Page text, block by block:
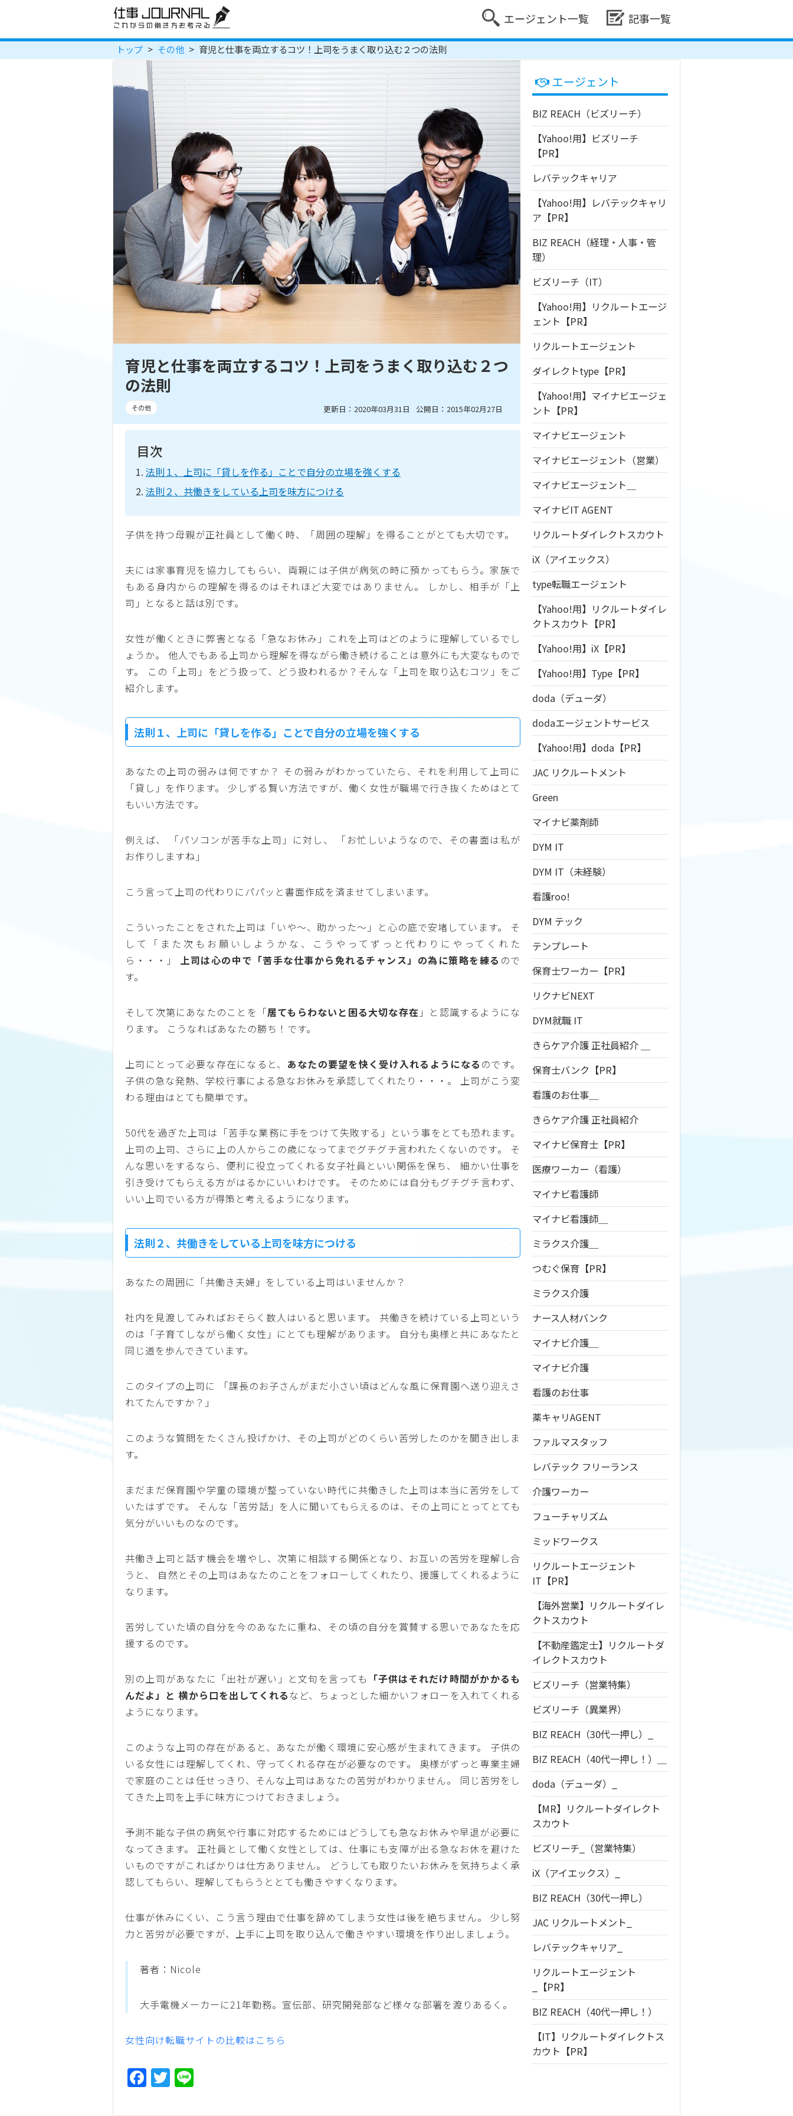
エージェント一覧 記事一覧
トップ > その他 > 育児と仕事を両立するコツ！上司をうまく取り込む２つの法則
育児と仕事を両立するコツ！上司をうまく取り込む２つ
の法則
その他 更新日：2020年03月31日 公開日：2015年02月27日
目次
法則１、上司に「貸しを作る」ことで自分の立場を強くする
法則２、共働きをしている上司を味方につける
子供を持つ母親が正社員として働く時、「周囲の理解」を得ることがとても大切です。
夫には家事育児を協力してもらい、両親には子供が病気の時に預かってもらう。家族で
もある身内からの理解を得るのはそれほど大変ではありません。 しかし、相手が「上
司」となると話は別です。
女性が働くときに弊害となる「急なお休み」これを上司はどのように理解しているでし
ょうか。 他人でもある上司から理解を得ながら働き続けることは意外にも大変なもので
す。 この「上司」をどう扱って、どう扱われるか？そんな「上司を取り込むコツ」をご
紹介します。
法則１、上司に「貸しを作る」ことで自分の立場を強くする
あなたの上司の弱みは何ですか？ その弱みがわかっていたら、それを利用して上司に
「貸し」を作ります。 少しずる賢い方法ですが、働く女性が職場で行き抜くためはとて
もいい方法です。
例えば、 「パソコンが苦手な上司」に対し、 「お忙しいようなので、その書面は私が
お作りしますね」
こう言って上司の代わりにパパッと書面作成を済ませてしまいます。
こういったことをされた上司は「いや〜、助かった〜」と心の底で安堵しています。 そ
して「また次もお願いしようかな、こうやってずっと代わりにやってくれた
ら・・・」
上司は心の中で「苦手な仕事から免れるチャンス」の為に策略を練る ので
す。
そして次第にあなたのことを「居てもらわないと困る大切な存在 」と認識するようにな
ります。 こうなればあなたの勝ち！です。
上司にとって必要な存在になると、 あなたの要望を快く受け入れるようになる のです。
子供の急な発熱、学校行事による急なお休みを承認してくれたり・・・。 上司がこう変
わる理由はとても簡単です。
50代を過ぎた上司は「苦手な業務に手をつけて失敗する」という事をとても恐れます。
上司の上司、さらに上の人からこの歳になってまでグチグチ言われたくないのです。 そ
んな思いをするなら、便利に役立ってくれる女子社員といい関係を保ち、 細かい仕事を
引き受けてもらえる方がはるかにいいわけです。 そのためには自分もグチグチ言わず、
いい上司でいる方が得策と考えるようになります。
法則２、共働きをしている上司を味方につける
あなたの周囲に「共働き夫婦」をしている上司はいませんか？
社内を見渡してみればおそらく数人はいると思います。 共働きを続けている上司という
のは「子育てしながら働く女性」にとても理解があります。 自分も奥様と共にあなたと
同じ道を歩んできています。
このタイプの上司に 「課長のお子さんがまだ小さい頃はどんな風に保育園へ送り迎えさ
れてたんですか？」
このような質問をたくさん投げかけ、その上司がどのくらい苦労したのかを聞き出しま
す。
まだまだ保育園や学童の環境が整っていない時代に共働きした上司は本当に苦労をして
いたはずです。 そんな「苦労話」を人に聞いてもらえるのは、その上司にとってとても
気分がいいものなのです。
共働き上司と話す機会を増やし、次第に相談する関係となり、お互いの苦労を理解し合
うと、 自然とその上司はあなたのことをフォローしてくれたり、援護してくれるように
なります。
苦労していた頃の自分を今のあなたに重ね、その頃の自分を賞賛する思いであなたを応
援するのです。
別の上司があなたに「出社が遅い」と文句を言っても 「子供はそれだけ時間がかかるも
んだよ」と 横から口を出してくれるなど、ちょっとした細かいフォローを入れてくれる
ようになります。
このような上司の存在があると、あなたが働く環境に安心感が生まれてきます。 子供の
いる女性には理解してくれ、守ってくれる存在が必要なのです。 奥様がずっと専業主婦
で家庭のことは任せっきり、そんな上司はあなたの苦労がわかりません。 同じ苦労をし
てきた上司を上手に味方につけておきましょう。
予測不能な子供の病気や行事に対応するためにはどうしても急なお休みや早退が必要に
なってきます。 正社員として働く女性としては、仕事にも支障が出る急なお休を避けた
いものですがこればかりは仕方ありません。 どうしても取りたいお休みを気持ちよく承
認してもらい、理解してもらうととても働きやすくなります。
仕事が休みにくい、こう言う理由で仕事を辞めてしまう女性は後を絶ちません。 少し努
力と苦労が必要ですが、上手に上司を取り込んで働きやすい環境を作り出しましょう。
著者：Nicole
大手電機メーカーに21年勤務。宣伝部、研究開発部など様々な部署を渡りあるく。
女性向け転職サイトの比較はこちら
F
a
T
w
エージェント
BIZ REACH（ビズリーチ）
【Yahoo!用】ビズリーチ
【PR】
レバテックキャリア
【Yahoo!用】レバテックキャリ
ア【PR】
BIZ REACH（経理・人事・管
理）
ビズリーチ（IT）
【Yahoo!用】リクルートエージ
ェント【PR】
リクルートエージェント
ダイレクトtype【PR】
【Yahoo!用】マイナビエージェ
ント【PR】
マイナビエージェント
マイナビエージェント（営業）
マイナビエージェント＿
マイナビIT AGENT
リクルートダイレクトスカウト
iX（アイエックス）
type転職エージェント
【Yahoo!用】リクルートダイレ
クトスカウト【PR】
【Yahoo!用】iX【PR】
【Yahoo!用】Type【PR】
doda（デューダ）
dodaエージェントサービス
【Yahoo!用】doda【PR】
JAC リクルートメント
Green
マイナビ薬剤師
DYM IT
DYM IT（未経験）
看護roo!
DYM テック
テンプレート
保育士ワーカー【PR】
リクナビNEXT
DYM就職 IT
きらケア介護 正社員紹介 ＿
保育士バンク【PR】
看護のお仕事＿
きらケア介護 正社員紹介
マイナビ保育士【PR】
医療ワーカー（看護）
マイナビ看護師
マイナビ看護師＿
ミラクス介護＿
つむぐ保育【PR】
ミラクス介護
ナース人材バンク
マイナビ介護＿
マイナビ介護
看護のお仕事
薬キャリAGENT
ファルマスタッフ
レバテック フリーランス
介護ワーカー
フューチャリズム
ミッドワークス
リクルートエージェント
IT【PR】
【海外営業】リクルートダイレ
クトスカウト
【不動産鑑定士】リクルートダ
イレクトスカウト
ビズリーチ（営業特集）
ビズリーチ（異業界）
BIZ REACH（30代一押し）_
BIZ REACH（40代一押し！）＿
doda（デューダ）_
【MR】リクルートダイレクト
スカウト
ビズリーチ_（営業特集）
iX（アイエックス）_
BIZ REACH（30代一押し）
JAC リクルートメント_
レバテックキャリア_
リクルートエージェント
_【PR】
BIZ REACH（40代一押し！）
【IT】リクルートダイレクトス
カウト【PR】